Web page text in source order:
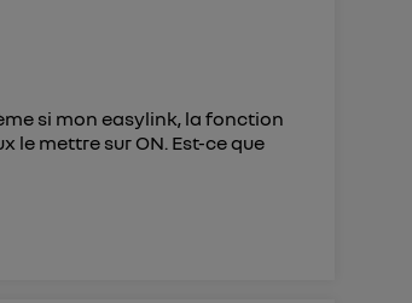
si mon easylink, la fonction
le mettre sur ON. Est-ce que